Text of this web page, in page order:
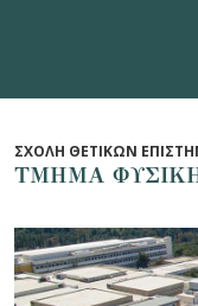
ΣΧΟΛΗ ΘΕΤΙΚΩΝ
ΤΜΗΜΑ